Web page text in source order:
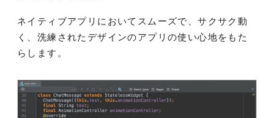
ネイティブアプリにおいてスムーズで、サクサク動
く、洗練されたデザインのアプリの使い心地をもた
らします。